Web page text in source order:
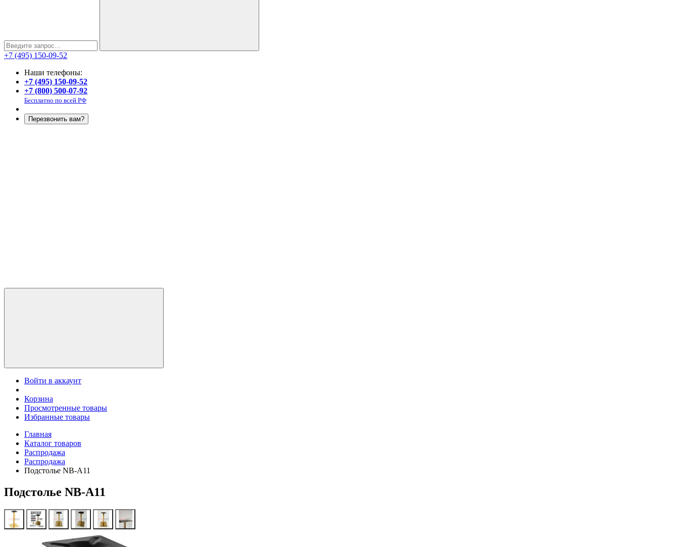
+7 (495) 150-09-52
Наши телефоны:
+7 (495) 150-09-52
+7 (800) 500-07-92
Бесплатно по всей РФ
Перезвонить вам?
Войти в аккаунт
Корзина
Просмотренные товары
Избранные товары
Главная
Каталог товаров
Распродажа
Распродажа
Подстолье NB-A11
Подстолье NB-A11